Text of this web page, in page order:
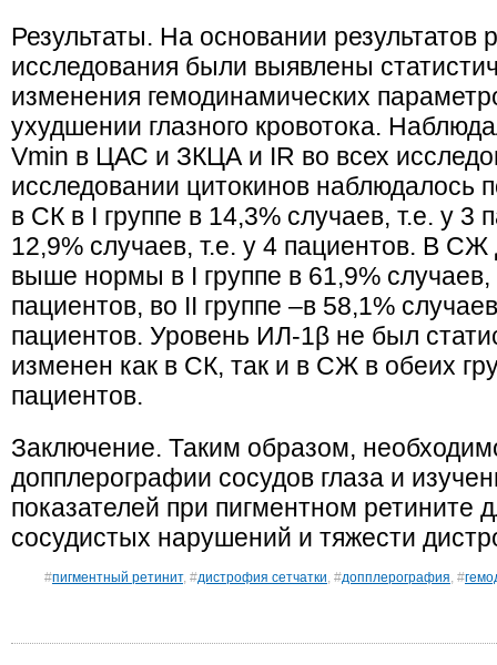
Результаты. На основании результатов
исследования были выявлены
изменения гемодинамических
ухудшении глазного кровотока.
Vmin в ЦАС и ЗКЦА и IR во всех
исследовании цитокинов
в СК в I группе в 14,3% случаев, т.е. у 3
12,9% случаев, т.е. у 4 пациентов. В
выше нормы в I группе в 61,9% случаев,
пациентов, во II группе –в 58,1%
пациентов. Уровень ИЛ-1β не был
изменен как в СК, так и в СЖ в обеих
пациентов.
Заключение. Таким образом,
допплерографии сосудов глаза и
показателей при пигментном ретините
сосудистых нарушений и тяжести
#пигментный ретинит, #дистрофия сетчатки, #допплерография, #